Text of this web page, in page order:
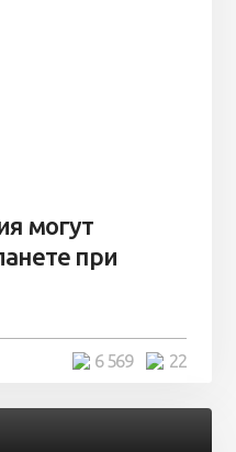
могут
при
22
6 569